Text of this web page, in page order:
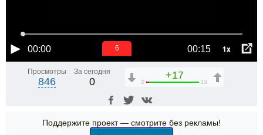
00:00 00:15 1x
6
Просмотры
846
За сегодня
0
+17
2 19
Поддержите проект — смотрите без рекламы!